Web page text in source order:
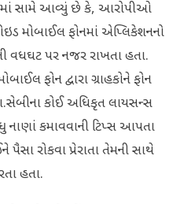
સામે આવ્યું છે કે, આરોપીઓ
મોબાઈલ ફોનમાં એપ્લિકેશનનો
વધઘટ પર નજર રાખતા હતા.
ફોન દ્વારા ગ્રાહકોને ફોન
કોઈ અધિકૃત લાયસન્સ
કમાવવાની ટિપ્સ આપતા
રોકવા પ્રેરાતા તેમની સાથે
હતા.